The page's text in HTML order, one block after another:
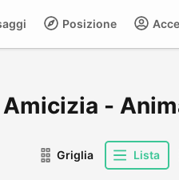
Posizione
-
Griglia Lista